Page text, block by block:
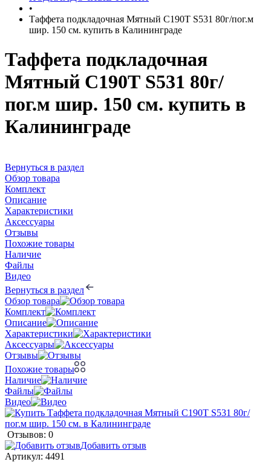
•
Таффета подкладочная Мятный С190Т S531 80г/пог.м
шир. 150 см. купить в Калининграде
Таффета подкладочная
Мятный С190Т S531 80г/
пог.м шир. 150 см. купить в
Калининграде
Вернуться в раздел
Обзор товара
Комплект
Описание
Характеристики
Аксессуары
Отзывы
Похожие товары
Наличие
Файлы
Видео
Вернуться в раздел
Обзор товара
Комплект
Описание
Характеристики
Аксессуары
Отзывы
Похожие товары
Наличие
Файлы
Видео
Отзывов: 0
Добавить отзыв
Артикул: 4491